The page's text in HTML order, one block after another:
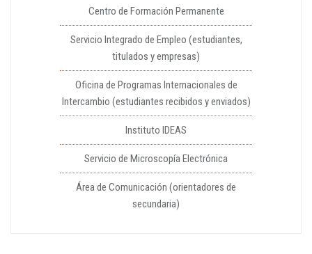
Centro de Formación Permanente
Servicio Integrado de Empleo (estudiantes,
titulados y empresas)
Oficina de Programas Internacionales de
Intercambio (estudiantes recibidos y enviados)
Instituto IDEAS
Servicio de Microscopía Electrónica
Área de Comunicación (orientadores de
secundaria)